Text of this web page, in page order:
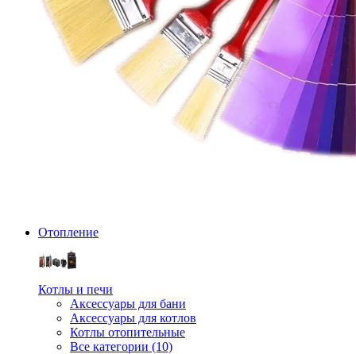
Отопление
Котлы и печи
Аксессуары для бани
Аксессуары для котлов
Котлы отопительные
Все категории (10)